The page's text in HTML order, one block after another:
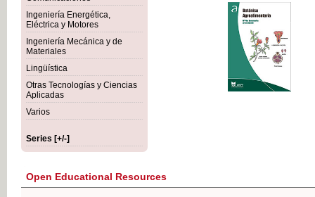
Ingeniería Energética,
Eléctrica y Motores
Ingeniería Mecánica y de
Materiales
Lingüística
Otras Tecnologías y Ciencias
Aplicadas
Varios
Series [+/-]
Open Educational Resources